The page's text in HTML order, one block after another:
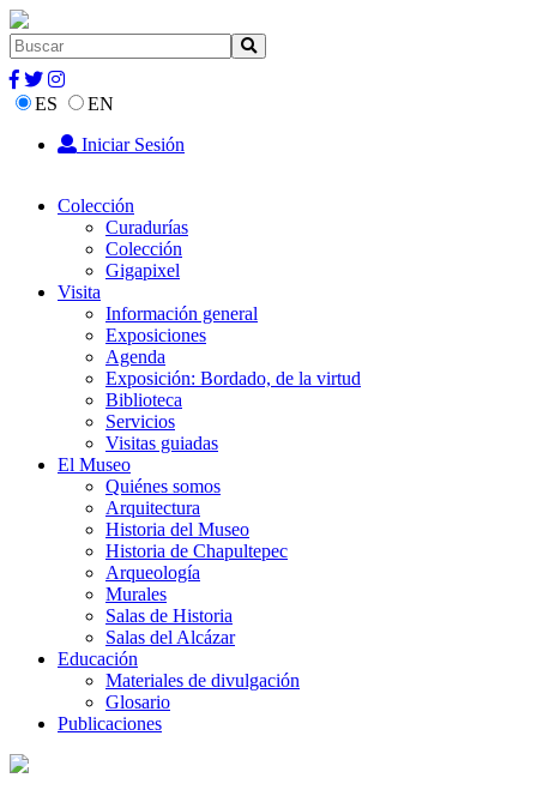
ES
EN
Iniciar Sesión
Colección
Curadurías
Colección
Gigapixel
Visita
Información general
Exposiciones
Agenda
Exposición: Bordado, de la virtud
Biblioteca
Servicios
Visitas guiadas
El Museo
Quiénes somos
Arquitectura
Historia del Museo
Historia de Chapultepec
Arqueología
Murales
Salas de Historia
Salas del Alcázar
Educación
Materiales de divulgación
Glosario
Publicaciones